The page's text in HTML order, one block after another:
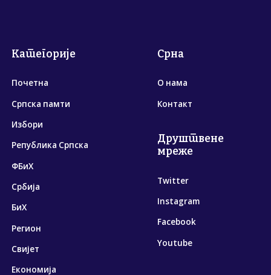
Категорије
Почетна
Српска памти
Избори
Република Српска
ФБиХ
Србија
БиХ
Регион
Свијет
Економија
Срна
О нама
Контакт
Друштвене
мреже
Twitter
Instagram
Facebook
Youtube